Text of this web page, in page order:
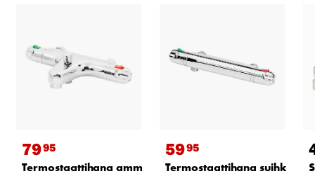
7995
Termostaattihana amme, c-c
5995
Termostaattihana suihku, c-c